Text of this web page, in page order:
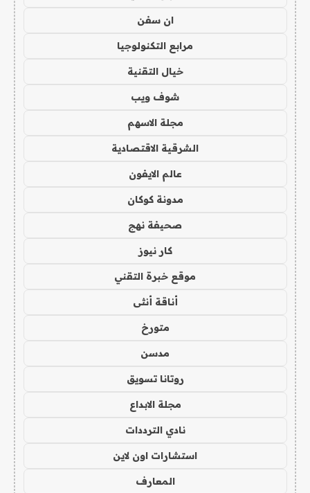
ان سفن
مرابع التكنولوجيا
خيال التقنية
شوف ويب
مجلة الاسهم
الشرقية الاقتصادية
عالم الايفون
مدونة كوكان
صحيفة نهج
كار نيوز
موقع خبرة التقني
أناقة أنثى
متورخ
مدسن
روتانا تسويق
مجلة الابداع
نادي الترددات
استشارات اون لاين
المعارف